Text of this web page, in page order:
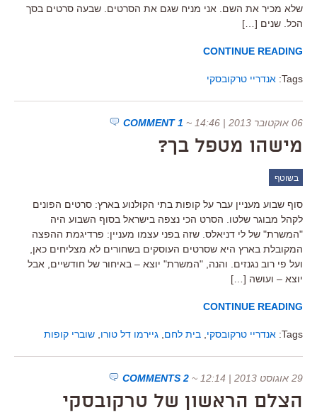
שלא מכיר את השם. אני מניח שגם את הסרטים. שבעה סרטים בסך
הכל. שנים […]
CONTINUE READING
Tags: אנדריי טרקובסקי
06 אוקטובר 2013 | 14:46 ~
1 COMMENT
מישהו מטפל בך?
בשוטף
סוף שבוע מעניין עבר על קופות בתי הקולנוע בארץ: סרטים הפונים
לקהל מבוגר שלטו. הסרט הכי נצפה בישראל בסוף השבוע היה
"המשרת" של לי דניאלס. שזה בפני עצמו מעניין: פרדיגמת ההפצה
המקובלת בארץ היא שסרטים העוסקים בשחורים לא מצליחים כאן,
ועל פי רוב נגנזים. והנה, "המשרת" יוצא – באיחור של חודשיים, אבל
יוצא – ועושה […]
CONTINUE READING
Tags: אנדריי טרקובסקי בית לחם גיירמו דל טורו שוברי קופות
29 אוגוסט 2013 | 12:14 ~
2 COMMENTS
הצלם הראשון של טרקובסקי